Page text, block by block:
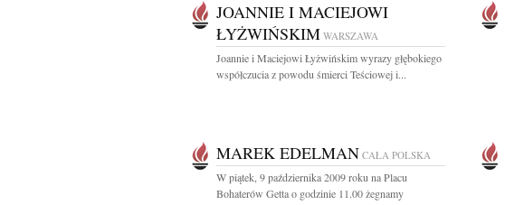
JOANNIE I MACIEJOWI
ŁYŻWIŃSKIM WARSZAWA
Joannie i Maciejowi Łyżwińskim wyrazy głębokiego
współczucia z powodu śmierci Teściowej i...
MAREK EDELMAN CAŁA POLSKA
W piątek, 9 października 2009 roku na Placu
Bohaterów Getta o godzinie 11.00 żegnamy